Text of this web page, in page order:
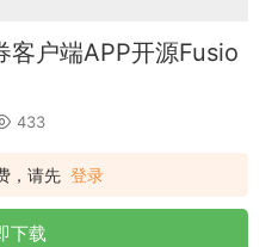
客户端APP开源Fusio
433
，请先 登录
下载